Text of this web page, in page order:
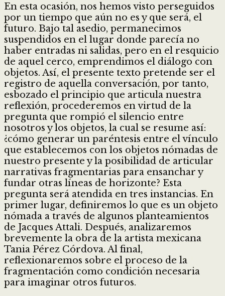
En esta ocasión, nos hemos visto perseguidos
por un tiempo que aún no es y que será, el
futuro. Bajo tal asedio, permanecimos
suspendidos en el lugar donde parecía no
haber entradas ni salidas, pero en el resquicio
de aquel cerco, emprendimos el diálogo con
objetos. Así, el presente texto pretende ser el
registro de aquella conversación, por tanto,
esbozado el principio que articula nuestra
reflexión, procederemos en virtud de la
pregunta que rompió el silencio entre
nosotros y los objetos, la cual se resume así:
¿cómo generar un paréntesis entre el vínculo
que establecemos con los objetos nómadas de
nuestro presente y la posibilidad de articular
narrativas fragmentarias para ensanchar y
fundar otras líneas de horizonte? Esta
pregunta será atendida en tres instancias. En
primer lugar, definiremos lo que es un objeto
nómada a través de algunos planteamientos
de Jacques Attali. Después, analizaremos
brevemente la obra de la artista mexicana
Tania Pérez Córdova. Al final,
reflexionaremos sobre el proceso de la
fragmentación como condición necesaria
para imaginar otros futuros.